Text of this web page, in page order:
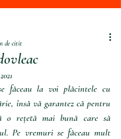
de citit
făceau la voi plăcintele cu
însă vă garantez că pentru
o rețetă mai bună care să
Pe vremuri se făceau mult